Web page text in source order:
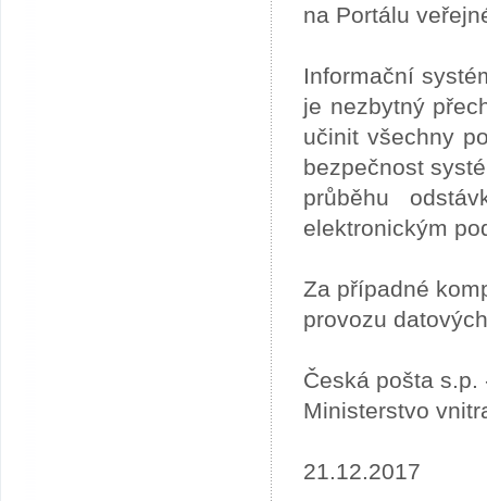
na Portálu
Informační
je nezbytný
učinit všechny
bezpečnost
průběhu
elektronickým
Za případné
provozu
Česká pošta s.p.
Ministerstvo
21.12.2017